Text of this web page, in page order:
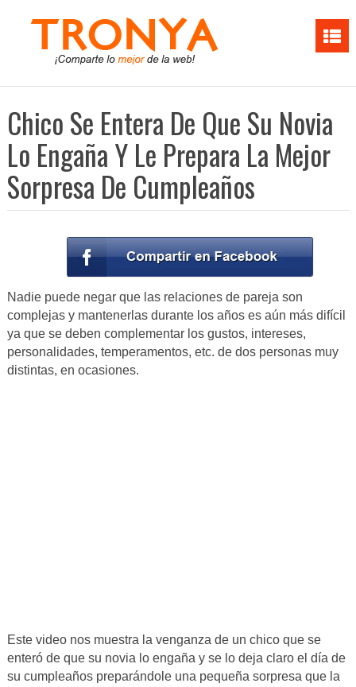
Chico Se Entera De Que Su Novia
Lo Engaña Y Le Prepara La Mejor
Sorpresa De Cumpleaños
Nadie puede negar que las relaciones de pareja son
complejas y mantenerlas durante los años es aún más difícil
ya que se deben complementar los gustos, intereses,
personalidades, temperamentos, etc. de dos personas muy
distintas, en ocasiones.
Este video nos muestra la venganza de un chico que se
enteró de que su novia lo engaña y se lo deja claro el día de
su cumpleaños preparándole una pequeña sorpresa que la